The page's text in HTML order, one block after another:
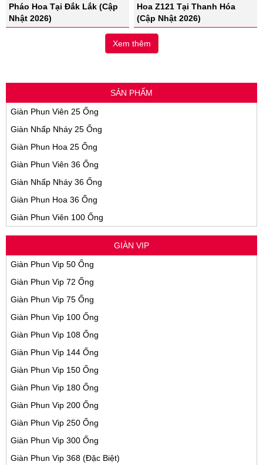
Pháo Hoa Tại Đắk Lắk (Cập
Nhật 2026)
Hoa Z121 Tại Thanh Hóa
(Cập Nhật 2026)
Xem thêm
SẢN PHẨM
Giàn Phun Viên 25 Ống
Giàn Nhấp Nháy 25 Ống
Giàn Phun Hoa 25 Ống
Giàn Phun Viên 36 Ống
Giàn Nhấp Nháy 36 Ống
Giàn Phun Hoa 36 Ống
Giàn Phun Viên 100 Ống
GIÀN VIP
Giàn Phun Vip 50 Ống
Giàn Phun Vip 72 Ống
Giàn Phun Vip 75 Ống
Giàn Phun Vip 100 Ống
Giàn Phun Vip 108 Ống
Giàn Phun Vip 144 Ống
Giàn Phun Vip 150 Ống
Giàn Phun Vip 180 Ống
Giàn Phun Vip 200 Ống
Giàn Phun Vip 250 Ống
Giàn Phun Vip 300 Ống
Giàn Phun Vip 368 (Đặc Biệt)